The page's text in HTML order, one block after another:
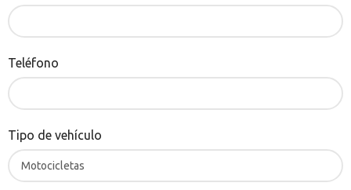
Teléfono
Tipo de vehículo